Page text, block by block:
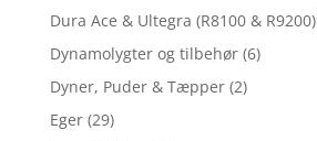
Dura Ace & Ultegra (R8100 & R9200)
Dynamolygter og tilbehør (6)
Dyner, Puder & Tæpper (2)
Eger (29)